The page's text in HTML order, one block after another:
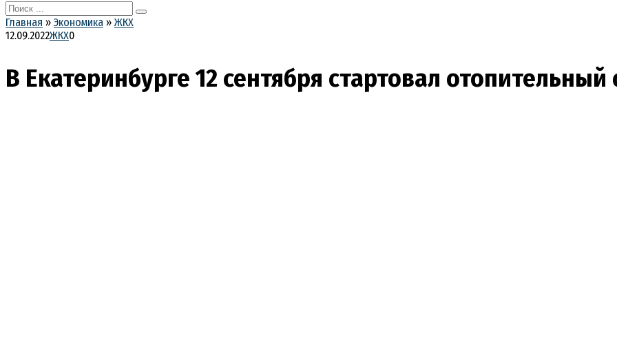
Search
for:
Главная » Экономика » ЖКХ
12.09.2022ЖКХ0
В Екатеринбурге 12 сентября стартовал отопительный